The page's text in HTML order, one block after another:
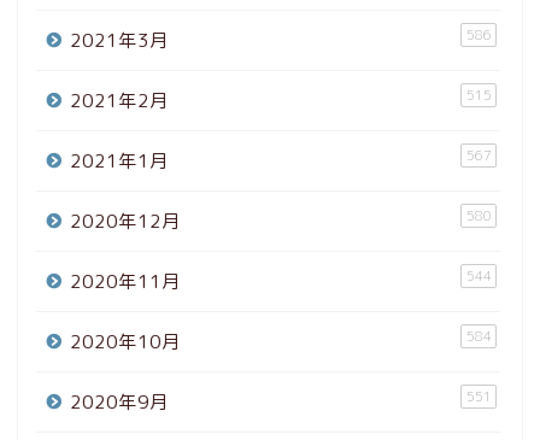
2021年3月 586
2021年2月 515
2021年1月 567
2020年12月 580
2020年11月 544
2020年10月 584
2020年9月 551